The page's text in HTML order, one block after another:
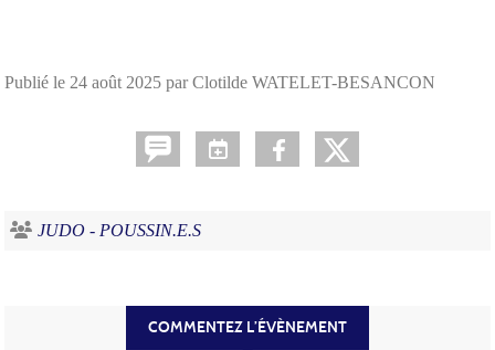
Publié le 24 août 2025 par Clotilde WATELET-BESANCON
JUDO - POUSSIN.E.S
COMMENTEZ L’ÉVÈNEMENT